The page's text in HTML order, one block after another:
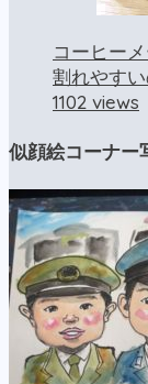
コーヒー
割れやす
1102 views
似顔絵コーナー